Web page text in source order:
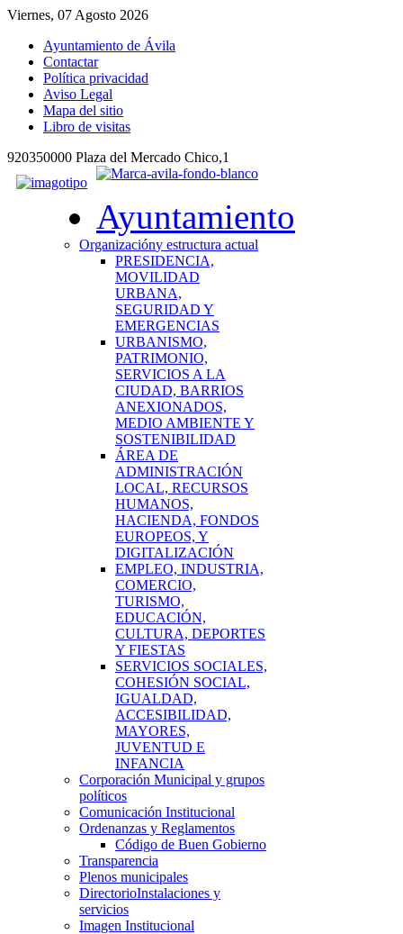
Viernes, 07 Agosto 2026
Ayuntamiento de Ávila
Contactar
Política privacidad
Aviso Legal
Mapa del sitio
Libro de visitas
920350000 Plaza del Mercado Chico,1
Ayuntamiento
Organizacióny estructura actual
PRESIDENCIA,
MOVILIDAD
URBANA,
SEGURIDAD Y
EMERGENCIAS
URBANISMO,
PATRIMONIO,
SERVICIOS A LA
CIUDAD, BARRIOS
ANEXIONADOS,
MEDIO AMBIENTE Y
SOSTENIBILIDAD
ÁREA DE
ADMINISTRACIÓN
LOCAL, RECURSOS
HUMANOS,
HACIENDA, FONDOS
EUROPEOS, Y
DIGITALIZACIÓN
EMPLEO, INDUSTRIA,
COMERCIO,
TURISMO,
EDUCACIÓN,
CULTURA, DEPORTES
Y FIESTAS
SERVICIOS SOCIALES,
COHESIÓN SOCIAL,
IGUALDAD,
ACCESIBILIDAD,
MAYORES,
JUVENTUD E
INFANCIA
Corporación Municipal y grupos
políticos
Comunicación Institucional
Ordenanzas y Reglamentos
Código de Buen Gobierno
Transparencia
Plenos municipales
DirectorioInstalaciones y
servicios
Imagen Institucional